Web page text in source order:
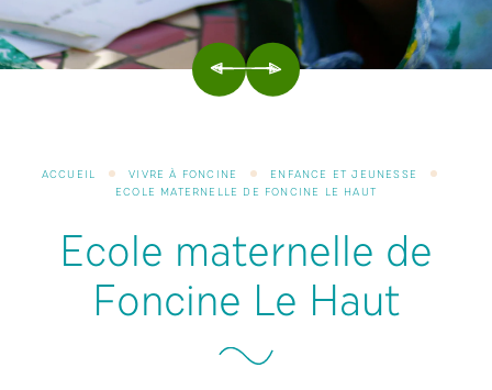
PRÉCÉDENTSUIVANT
ACCUEIL VIVRE À FONCINE
ENFANCE ET JEUNESSE
ECOLE MATERNELLE DE FONCINE LE HAUT
Ecole maternelle de
Foncine Le Haut